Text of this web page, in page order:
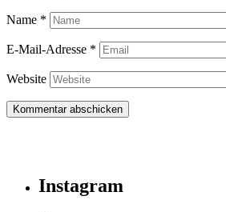
Name *
E-Mail-Adresse *
Website
Instagram